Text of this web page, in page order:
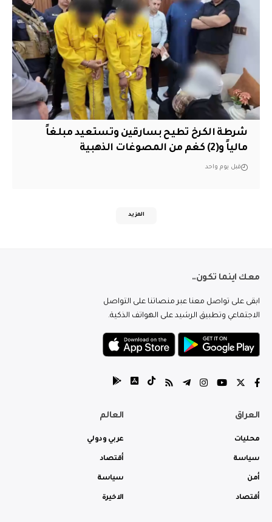
شرطة الكرخ تطيح بسارقين وتستعيد مبلغاً
مالياً و(2) كغم من المصوغات الذهبية
قبل يوم واحد
المزيد
معك اينما تكون..
ابقى على تواصل معنا عبر منصاتنا على التواصل
الاجتماعي وتطبيق الرشيد على الهواتف الذكية.
العراق
محليات
سياسة
أمن
أقتصاد
العالم
عربي ودولي
أقتصاد
سياسة
الاخيرة